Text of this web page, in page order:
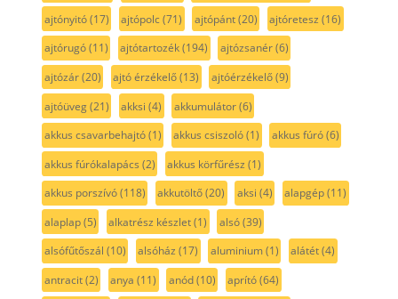
ajtónyitó(17) ajtópolc(71) ajtópánt(20) ajtóretesz (16)
ajtórugó(11) ajtótartozék(194) ajtózsanér(6)
ajtózár(20) ajtó érzékelő(13) ajtóérzékelő(9)
ajtóüveg(21) akksi (4) akkumulátor(6)
akkus csavarbehajtó(1) akkus csiszoló(1) akkus fúró(6)
akkus fúrókalapács (2) akkus körfűrész (1)
akkus porszívó(118) akkutöltő(20) aksi (4) alapgép(11)
alaplap(5) alkatrész készlet(1) alsó(39)
alsófűtőszál (10) alsóház (17) aluminium(1) alátét(4)
antracit(2) anya (11) anód(10) aprító(64)